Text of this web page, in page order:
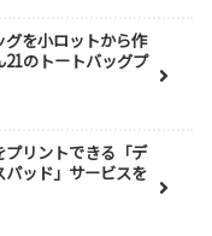
グを小ロットから作
のトートバッグプ
プリントできる「デ
ッド」サービスを